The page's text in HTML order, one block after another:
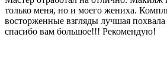
только меня, но и моего жениха.
восторженные взгляды лучшая похвала
спасибо вам большое!!! Рекомендую!